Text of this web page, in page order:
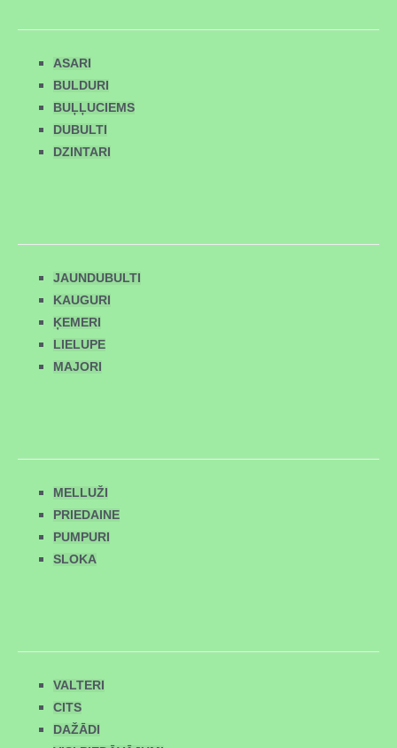
ASARI
BULDURI
BUĻĻUCIEMS
DUBULTI
DZINTARI
JAUNDUBULTI
KAUGURI
ĶEMERI
LIELUPE
MAJORI
MELLUŽI
PRIEDAINE
PUMPURI
SLOKA
VALTERI
CITS
DAŽĀDI